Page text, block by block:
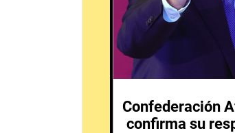
Confederación
confirma su